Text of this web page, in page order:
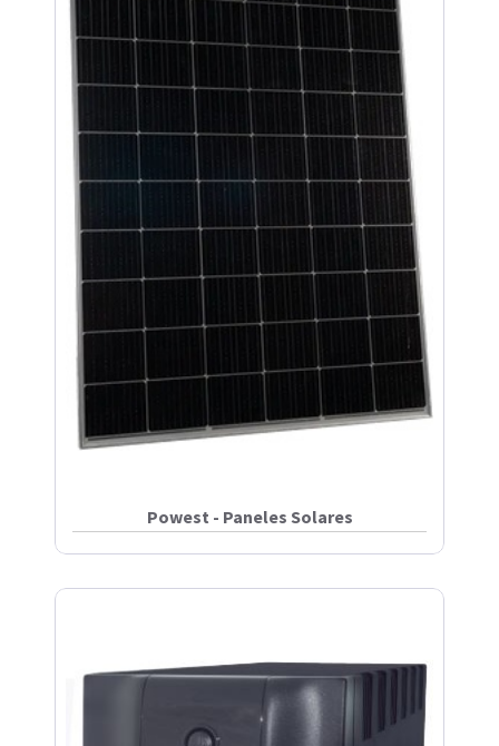
Powest - Paneles Solares